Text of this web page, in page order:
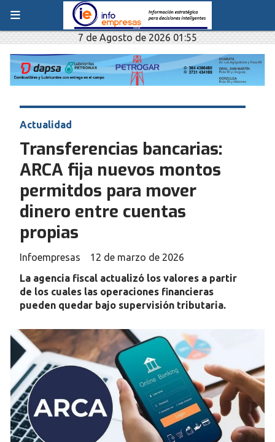
7 de Agosto de 2026 01:55
Transferencias bancarias:
ARCA fija nuevos montos
permitdos para mover
dinero entre cuentas
propias
La agencia fiscal actualizó los valores a partir
de los cuales las operaciones financieras
pueden quedar bajo supervisión tributaria.
Actualidad
12 de marzo de 2026
Infoempresas